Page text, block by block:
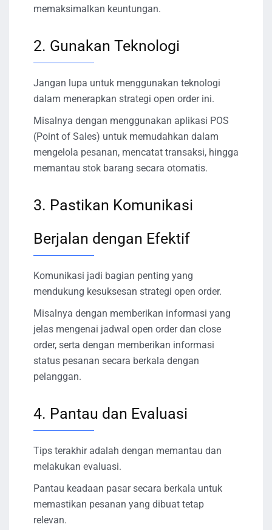
memaksimalkan keuntungan.
2. Gunakan Teknologi
Jangan lupa untuk menggunakan teknologi
dalam menerapkan strategi open order ini.
Misalnya dengan menggunakan aplikasi POS
(Point of Sales) untuk memudahkan dalam
mengelola pesanan, mencatat transaksi, hingga
memantau stok barang secara otomatis.
3. Pastikan Komunikasi
Berjalan dengan Efektif
Komunikasi jadi bagian penting yang
mendukung kesuksesan strategi open order.
Misalnya dengan memberikan informasi yang
jelas mengenai jadwal open order dan close
order, serta dengan memberikan informasi
status pesanan secara berkala dengan
pelanggan.
4. Pantau dan Evaluasi
Tips terakhir adalah dengan memantau dan
melakukan evaluasi.
Pantau keadaan pasar secara berkala untuk
memastikan pesanan yang dibuat tetap
relevan.